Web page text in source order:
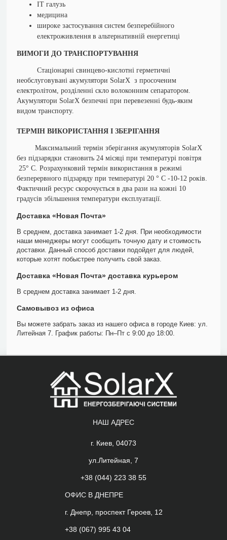
ІТ галузь
медицина
широке застосування систем безперебійного
електроживлення в альтернативній енергетиці
ВИМОГИ ДО ТРАНСПОРТУВАННЯ
Стаціонарні свинцево-кислотні герметичні
необслуговувані акумулятори SolarX з просоченим
електролітом, розділенні скло волоконним сепаратором.
Акумулятори SolarX безпечні при перевезенні будь-яким
видом транспорту.
ТЕРМІН ВИКОРИСТАННЯ І ЗБЕРІГАННЯ
Максимальний термін зберігання акумуляторів SolarX
без підзарядки становить 24 місяці при температурі повітря
25° С. Розрахунковий термін використання в режимі
безперервного підзаряду при температурі 20 ° С -10-12 років.
Фактичний ресурс скорочується в два рази на кожні 10
градусів збільшення температури експлуатації.
Доставка «Новая Почта»
В среднем, доставка занимает 1-2 дня. При необходимости
наши менеджеры могут сообщить точную дату и стоимость
доставки. Данный способ доставки подойдет для людей,
которые хотят побыстрее получить свой заказ.
Доставка «Новая Почта» доставка курьером
В среднем доставка занимает 1-2 дня.
Самовывоз из офиса
Вы можете забрать заказ из нашего офиса в городе Киев: ул.
Литейная 7. График работы: Пн–Пт с 9:00 до 18:00.
НАШ АДРЕС
г. Киев, 04073
ул.Литейная, 7
+38 (044) 223 38 55
ОФИС В ДНЕПРЕ
г. Днепр, проспект Героев, 12
+38 (067) 995 43 04